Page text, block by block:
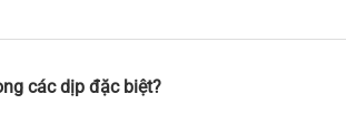
các dịp đặc biệt?